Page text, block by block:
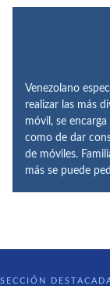
Venezolano
realizar las más
móvil, se
como de dar
de móviles.
más se puede
SECCIÓN